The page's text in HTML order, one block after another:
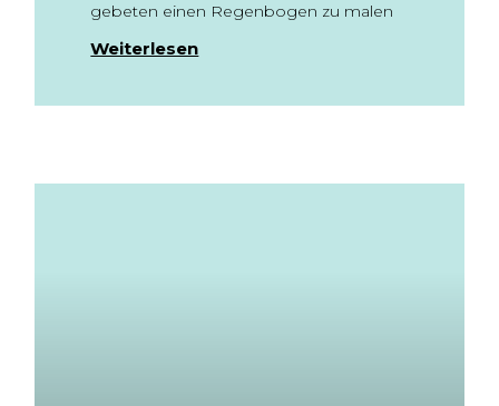
gebeten einen Regenbogen zu malen
Weiterlesen